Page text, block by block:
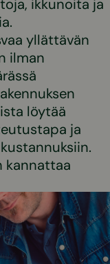
ikkunoita ja
yllättävän
ilman
löytää
ja
kannattaa